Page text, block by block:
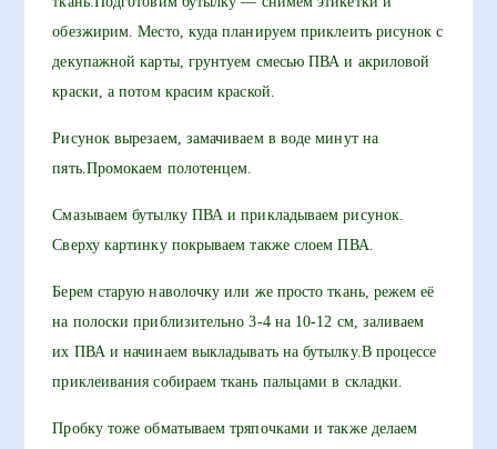
обезжирим. Место, куда планируем приклеить рисунок с
декупажной карты, грунтуем смесью ПВА и акриловой
краски, а потом красим краской.
Рисунок вырезаем, замачиваем в воде минут на
пять.Промокаем полотенцем.
Смазываем бутылку ПВА и прикладываем рисунок.
Сверху картинку покрываем также слоем ПВА.
Берем старую наволочку или же просто ткань, режем её
на полоски приблизительно 3-4 на 10-12 см, заливаем
их ПВА и начинаем выкладывать на бутылку.В процессе
приклеивания собираем ткань пальцами в складки.
Пробку тоже обматываем тряпочками и также делаем